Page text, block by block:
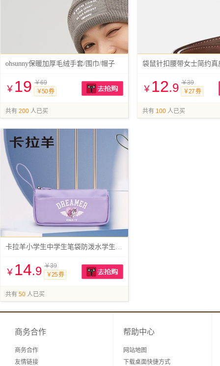
ohsunny保暖加厚毛绒手套/围巾/帽子
￥ 19 ￥69
￥50 券
共有 200 人已买
袋鼠针扣腰带女士简约真
￥ 12.9 ￥39
￥27 券
共有 100 人已买
卡拉羊小学生中学生笔袋防泼水学生用笔袋
￥ 14.9 ￥39
￥25 券
共有 50 人已买
商务合作
商务合作
友情链接
帮助中心
网站地图
下载桌面快捷方式